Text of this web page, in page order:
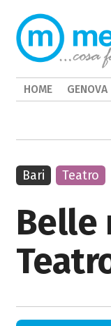
Belle
Bari Teatro
HOME GENOVA